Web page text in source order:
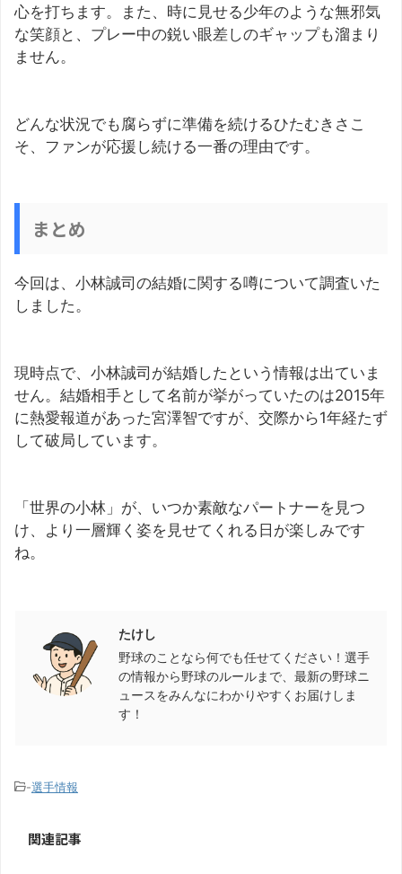
心を打ちます。また、時に見せる少年のような無邪気
な笑顔と、プレー中の鋭い眼差しのギャップも溜まり
ません。
どんな状況でも腐らずに準備を続けるひたむきさこ
そ、ファンが応援し続ける一番の理由です。
まとめ
今回は、小林誠司の結婚に関する噂について調査いた
しました。
現時点で、小林誠司が結婚したという情報は出ていま
せん。結婚相手として名前が挙がっていたのは2015年
に熱愛報道があった宮澤智ですが、交際から1年経たず
して破局しています。
「世界の小林」が、いつか素敵なパートナーを見つ
け、より一層輝く姿を見せてくれる日が楽しみです
ね。
たけし
野球のことなら何でも任せてください！選手
の情報から野球のルールまで、最新の野球ニ
ュースをみんなにわかりやすくお届けしま
す！
-選手情報
関連記事